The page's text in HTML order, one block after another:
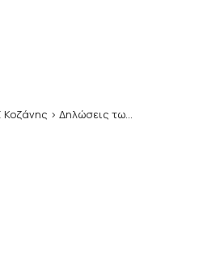
Κοζάνης > Δηλώσεις των δύο προπονητών Γιώργου Τσέπουρα και Γιάννη Παρασκευά(video)